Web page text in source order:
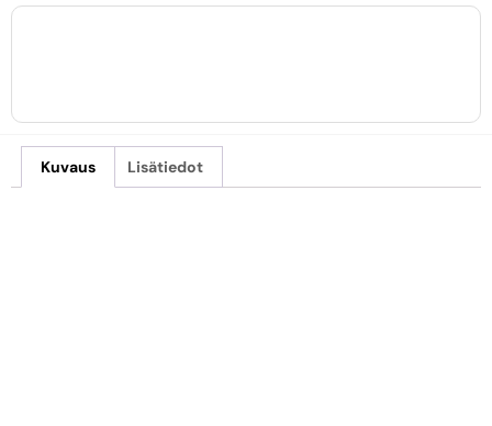
Kuvaus Lisätiedot